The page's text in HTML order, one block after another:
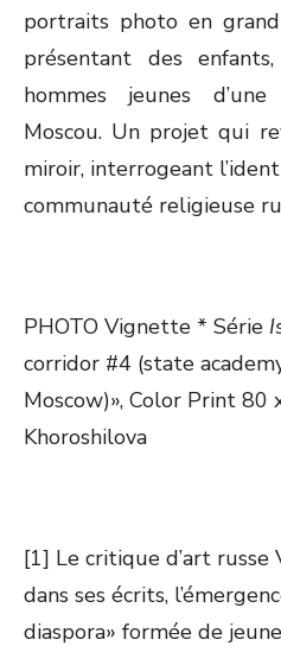
portraits photo en
présentant des
hommes jeunes
Moscou. Un projet qui
miroir, interrogeant
communauté religieuse
PHOTO Vignette * Série
corridor #4 (state
Moscow)», Color Print 80
Khoroshilova
[1] Le critique d’art russe
dans ses écrits,
diaspora» formée de